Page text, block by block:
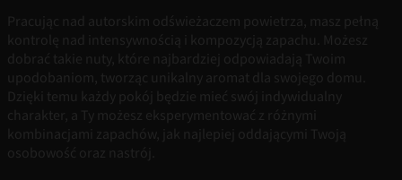
Pracując nad autorskim odświeżaczem powietrza, masz pełną
kontrolę nad intensywnością i kompozycją zapachu. Możesz
dobrać takie nuty, które najbardziej odpowiadają Twoim
upodobaniom, tworząc unikalny aromat dla swojego domu.
Dzięki temu każdy pokój będzie mieć swój indywidualny
charakter, a Ty możesz eksperymentować z różnymi
kombinacjami zapachów, jak najlepiej oddającymi Twoją
osobowość oraz nastrój.